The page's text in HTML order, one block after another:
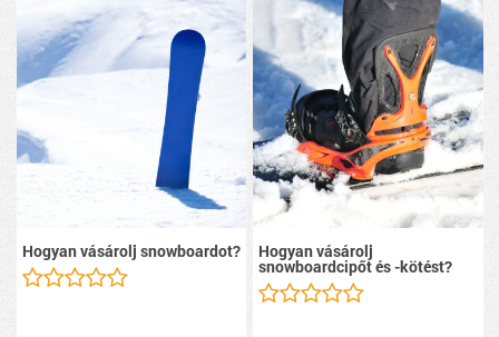
Hogyan vásárolj snowboardot? Hogyan vásárolj
snowboardcipőt és -kötést?